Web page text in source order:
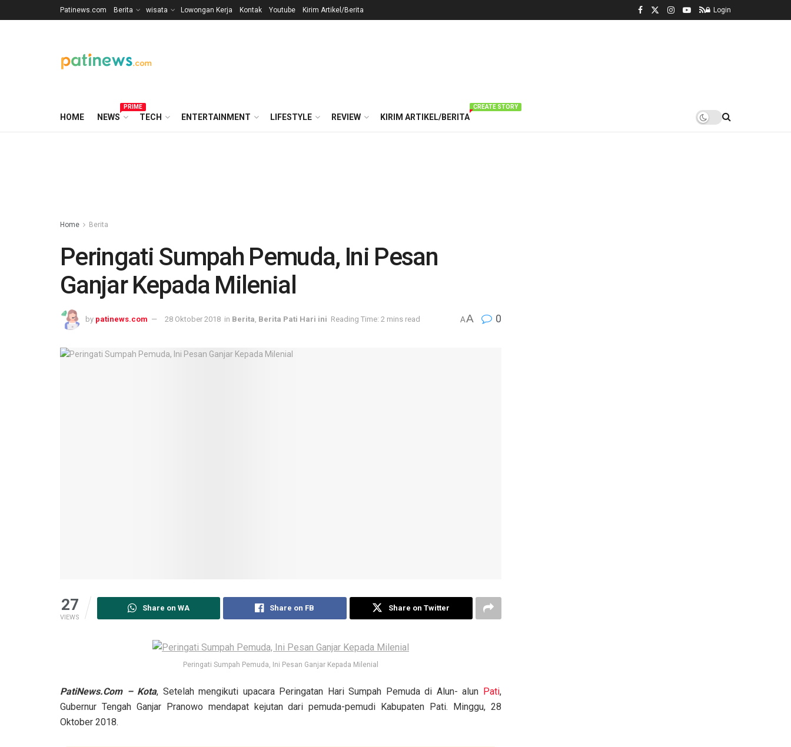
Patinews.com Berita wisata Lowongan Kerja Kontak Youtube Kirim Artikel/Berita Login
HOME NEWS
PRIME
TECH ENTERTAINMENT LIFESTYLE REVIEW KIRIM ARTIKEL/BERITA
CREATE STORY
Home Berita
Peringati Sumpah Pemuda, Ini Pesan
Ganjar Kepada Milenial
by patinews.com 28 Oktober 2018 in Berita Berita Pati Hari ini Reading Time: 2 mins read AA 0
27
VIEWS
Share on WA Share on FB Share on Twitter
Peringati Sumpah Pemuda, Ini Pesan Ganjar Kepada Milenial
PatiNews.Com – Kota, Setelah mengikuti upacara Peringatan Hari Sumpah Pemuda di Alun- alun Pati,
Gubernur Tengah Ganjar Pranowo mendapat kejutan dari pemuda-pemudi Kabupaten Pati. Minggu, 28
Oktober 2018.